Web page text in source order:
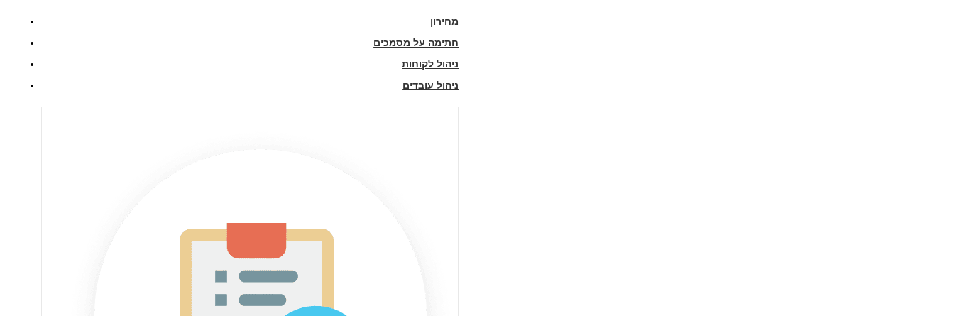
מחירון
חתימה על מסמכים
ניהול לקוחות
ניהול עובדים